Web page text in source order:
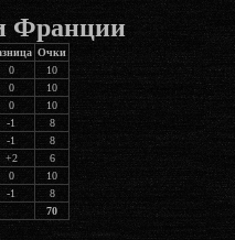
Франции
Очки
0
10
0
10
0
10
-1
8
-1
8
+2
6
0
10
-1
8
70